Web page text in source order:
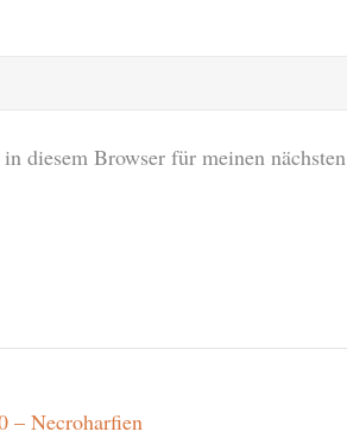
diesem Browser für meinen nächsten
– Necroharfien